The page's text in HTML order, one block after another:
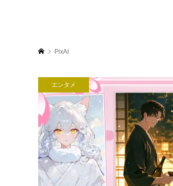
PixAI
エンタメ